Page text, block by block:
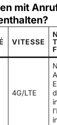
mit
VITESSE
4G/LTE